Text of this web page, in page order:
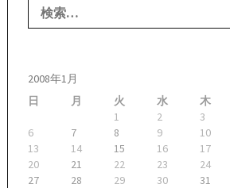
索:
2008年1月
日
月 火 水 木
1
2 3
6
7 8 9 10
13
14 15 16 17
20
21 22 23 24
27
28 29 30 31